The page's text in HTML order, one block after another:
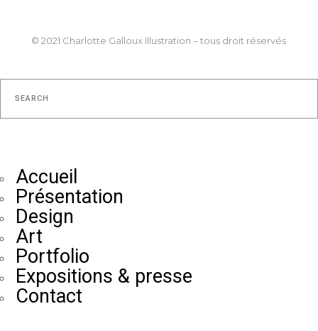
© 2021 Charlotte Galloux Illustration – tous droit réservés
Accueil
Présentation
Design
Art
Portfolio
Expositions & presse
Contact